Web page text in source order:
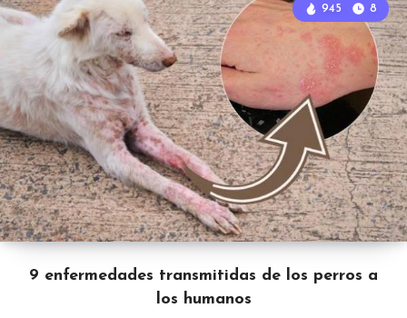
9 enfermedades transmitidas de los perros a
los humanos
945 8